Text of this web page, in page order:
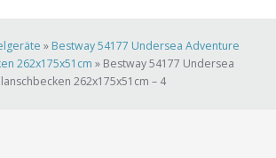
» Bestway 54177 Undersea Adventure
262x175x51cm » Bestway 54177 Undersea
262x175x51cm – 4